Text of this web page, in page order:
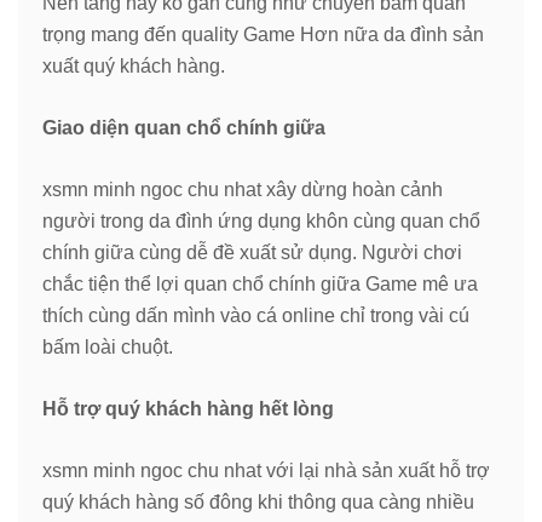
trọng mang đến quality Game Hơn nữa da đình sản
xuất quý khách hàng.
Giao diện quan chổ chính giữa
xsmn minh ngoc chu nhat xây dừng hoàn cảnh
người trong da đình ứng dụng khôn cùng quan chổ
chính giữa cùng dễ đề xuất sử dụng. Người chơi
chắc tiện thể lợi quan chổ chính giữa Game mê ưa
thích cùng dấn mình vào cá online chỉ trong vài cú
bấm loài chuột.
Hỗ trợ quý khách hàng hết lòng
xsmn minh ngoc chu nhat với lại nhà sản xuất hỗ trợ
quý khách hàng số đông khi thông qua càng nhiều